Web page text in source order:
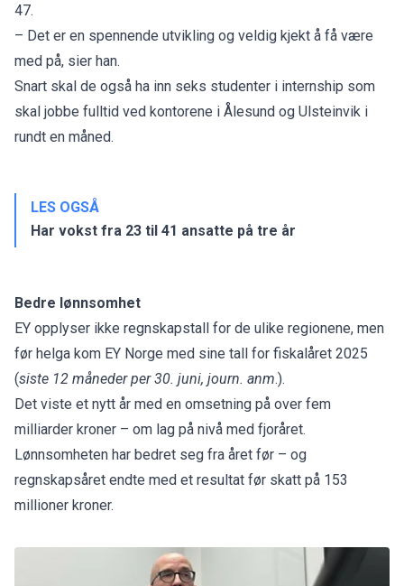
47.
– Det er en spennende utvikling og veldig kjekt å få være
med på, sier han.
Snart skal de også ha inn seks studenter i internship som
skal jobbe fulltid ved kontorene i Ålesund og Ulsteinvik i
rundt en måned.
LES OGSÅ
Har vokst fra 23 til 41 ansatte på tre år
Bedre lønnsomhet
EY opplyser ikke regnskapstall for de ulike regionene, men
før helga kom EY Norge med sine tall for fiskalåret 2025
(siste 12 måneder per 30. juni, journ. anm.).
Det viste et nytt år med en omsetning på over fem
milliarder kroner – om lag på nivå med fjoråret.
Lønnsomheten har bedret seg fra året før – og
regnskapsåret endte med et resultat før skatt på 153
millioner kroner.